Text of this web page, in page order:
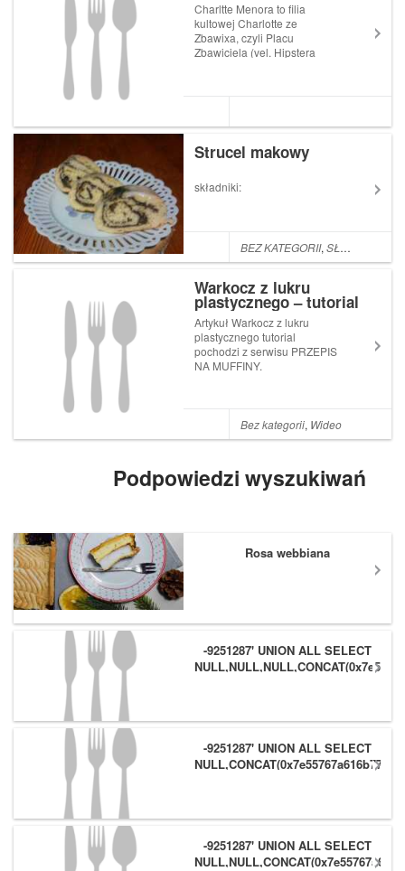
Charltte Menora to filia
kultowej Charlotte ze
Zbawixa, czyli Placu
Zbawiciela (vel. Hipstera
Strucel makowy
składniki:
BEZ KATEGORII,SŁODKOŚCI
Warkocz z lukru
plastycznego – tutorial
Artykuł Warkocz z lukru
plastycznego tutorial
pochodzi z serwisu PRZEPIS
NA MUFFINY.
Bez kategorii, Wideo
Podpowiedzi wyszukiwań
Rosa webbiana
-9251287' UNION ALL SELECT
-9251287' UNION ALL SELECT
NULL,CONCAT(0x7e55767a616b77,
-9251287' UNION ALL SELECT